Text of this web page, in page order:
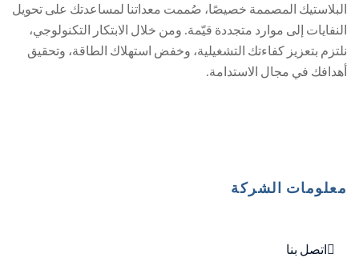
البلاستيك المصممة خصيصًا، صُممت معداتنا لمساعدتك على تحويل
النفايات إلى موارد متجددة قيّمة. ومن خلال الابتكار التكنولوجي،
نلتزم بتعزيز كفاءتك التشغيلية، وخفض استهلاك الطاقة، وتحقيق
أهدافك في مجال الاستدامة.
معلومات الشركة
اتصل بنا